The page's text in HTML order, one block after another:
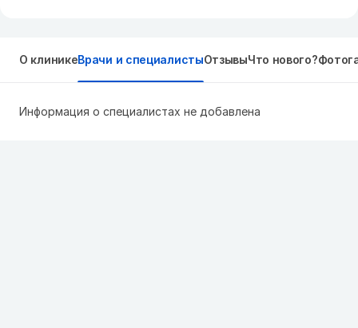
О клиникеВрачи и специалистыОтзывыЧто нового?
Информация о специалистах не добавлена